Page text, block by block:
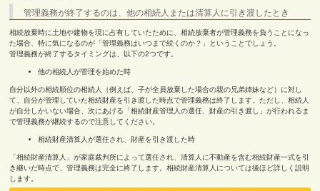
管理義務が終了するのは、他の相続人または清算人に引き渡したとき
相続放棄時に土地や建物を現に占有していたために、相続放棄者が管理義務を負うことになっ
た場合、特に気になるのが「管理義務はいつまで続くのか？」ということでしょう。
管理義務が終了するタイミングは、以下の2つです。
他の相続人が管理を始めた時
自分以外の相続順位の相続人（例えば、子が全員放棄した場合の親の兄弟姉妹など）に対し
て、自分が管理していた相続財産を引き渡した時点で管理義務は終了します。ただし、相続人
が自分しかいない場合、次にあげる「相続財産管理人の選任、財産の引き渡し」が行われるま
で管理義務が継続するので注意してください。
相続財産清算人が選任され、財産を引き渡した時
「相続財産清算人」が家庭裁判所によって選任され、清算人に不動産を含む相続財産一式を引
き継いだ時点で、管理義務は完全に終了します。相続財産清算人については後ほど詳しく説明
します。